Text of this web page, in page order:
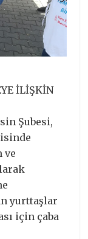
İLİŞKİN
Şubesi,
ve
yurttaşlar
için çaba